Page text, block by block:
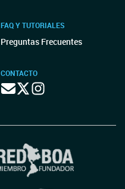
FAQ Y TUTORIALES
Preguntas Frecuentes
CONTACTO